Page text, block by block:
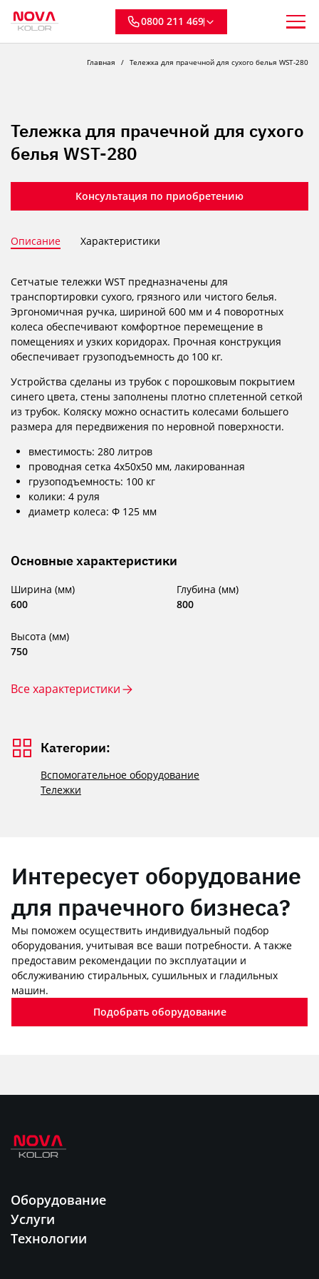
0800 211 469
Главная Тележка для прачечной для сухого белья WST-280
Тележка для прачечной для сухого
белья WST-280
Консультация по приобретению
Описание Характеристики
Сетчатые тележки WST предназначены для
транспортировки сухого, грязного или чистого белья.
Эргономичная ручка, шириной 600 мм и 4 поворотных
колеса обеспечивают комфортное перемещение в
помещениях и узких коридорах. Прочная конструкция
обеспечивает грузоподъемность до 100 кг.
Устройства сделаны из трубок с порошковым покрытием
синего цвета, стены заполнены плотно сплетенной сеткой
из трубок. Коляску можно оснастить колесами большего
размера для передвижения по неровной поверхности.
вместимость: 280 литров
проводная сетка 4x50x50 мм, лакированная
грузоподъемность: 100 кг
колики: 4 руля
диаметр колеса: Φ 125 мм
Основные характеристики
Ширина (мм)
600
Глубина (мм)
800
Высота (мм)
750
Все характеристики
Категории:
Вспомогательное оборудование
Тележки
Интересует оборудование
для прачечного бизнеса?
Мы поможем осуществить индивидуальный подбор
оборудования, учитывая все ваши потребности. А также
предоставим рекомендации по эксплуатации и
обслуживанию стиральных, сушильных и гладильных
машин.
Подобрать оборудование
Оборудование
Услуги
Технологии